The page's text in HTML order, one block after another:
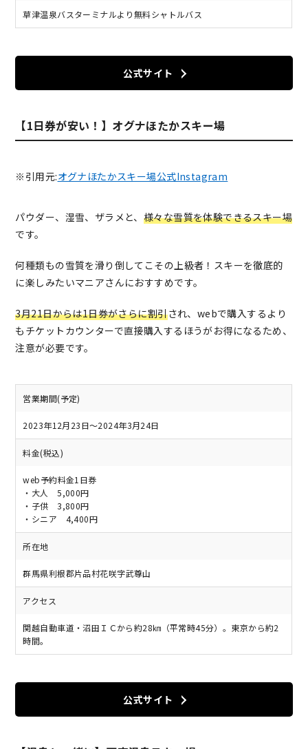
草津温泉バスターミナルより無料シャトルバス
公式サイト
【1日券が安い！】オグナほたかスキー場
※引用元:オグナほたかスキー場公式Instagram
パウダー、湿雪、ザラメと、 様々な雪質を体験できるスキー場
です。
何種類もの雪質を滑り倒してこその上級者！スキーを徹底的
に楽しみたいマニアさんにおすすめです。
3月21日からは1日券がさらに割引され、webで購入するより
もチケットカウンターで直接購入するほうがお得になるため、
注意が必要です。
営業期間(予定)
2023年12月23日～2024年3月24日
料金(税込)
web予約料金1日券
・大人 5,000円
・子供 3,800円
・シニア 4,400円
所在地
群馬県利根郡片品村花咲字武尊山
アクセス
関越自動車道・沼田ＩＣから約28㎞（平常時45分）。東京から約2
時間。
公式サイト